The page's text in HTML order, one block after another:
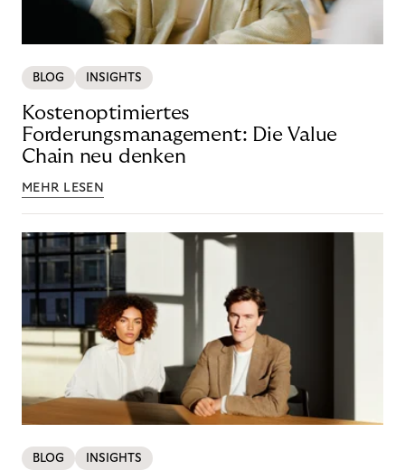
BLOG INSIGHTS
Kostenoptimiertes
Forderungsmanagement: Die Value
Chain neu denken
MEHR LESEN
BLOG INSIGHTS